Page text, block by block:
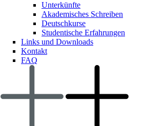
Unterkünfte
Akademisches Schreiben
Deutschkurse
Studentische Erfahrungen
Links und Downloads
Kontakt
FAQ